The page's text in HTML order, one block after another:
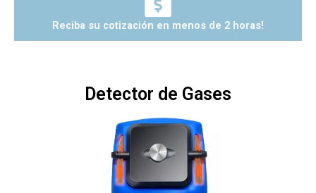
Reciba su cotización en menos de 2 horas!
Detector de Gases